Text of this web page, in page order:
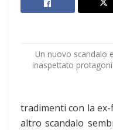
Un nuovo scandalo
inaspettato
tradimenti con la
altro scandalo